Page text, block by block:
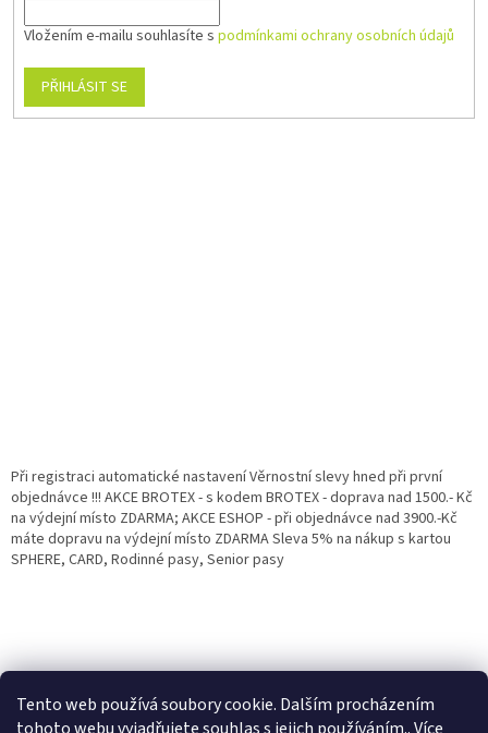
Tento web používá soubory cookie. Dalším procházením
Vložením e-mailu souhlasíte s podmínkami ochrany osobních údajů
PŘIHLÁSIT SE
Při registraci automatické nastavení Věrnostní slevy hned při první
objednávce !!! AKCE BROTEX - s kodem BROTEX - doprava nad 1500.- Kč
na výdejní místo ZDARMA; AKCE ESHOP - při objednávce nad 3900.-Kč
máte dopravu na výdejní místo ZDARMA Sleva 5% na nákup s kartou
SPHERE, CARD, Rodinné pasy, Senior pasy